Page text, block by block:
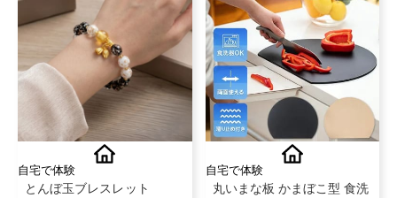
自宅で体験
とんぼ玉ブレスレット
自宅で体験
丸いまな板 かまぼこ型 食洗